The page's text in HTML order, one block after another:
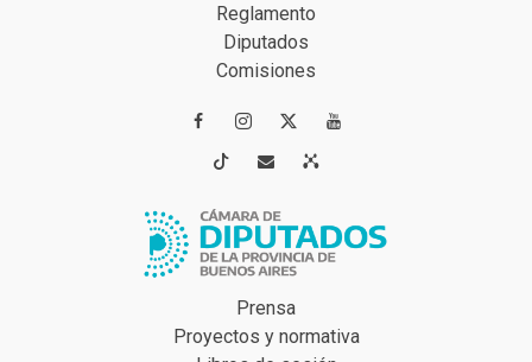
Reglamento
Diputados
Comisiones
 
 
Prensa
Proyectos y normativa